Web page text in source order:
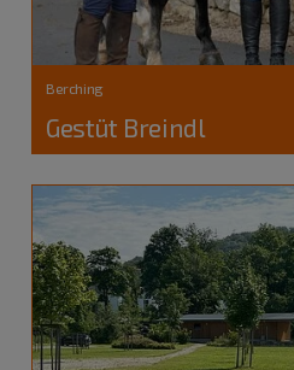
Berching
Gestüt Breindl